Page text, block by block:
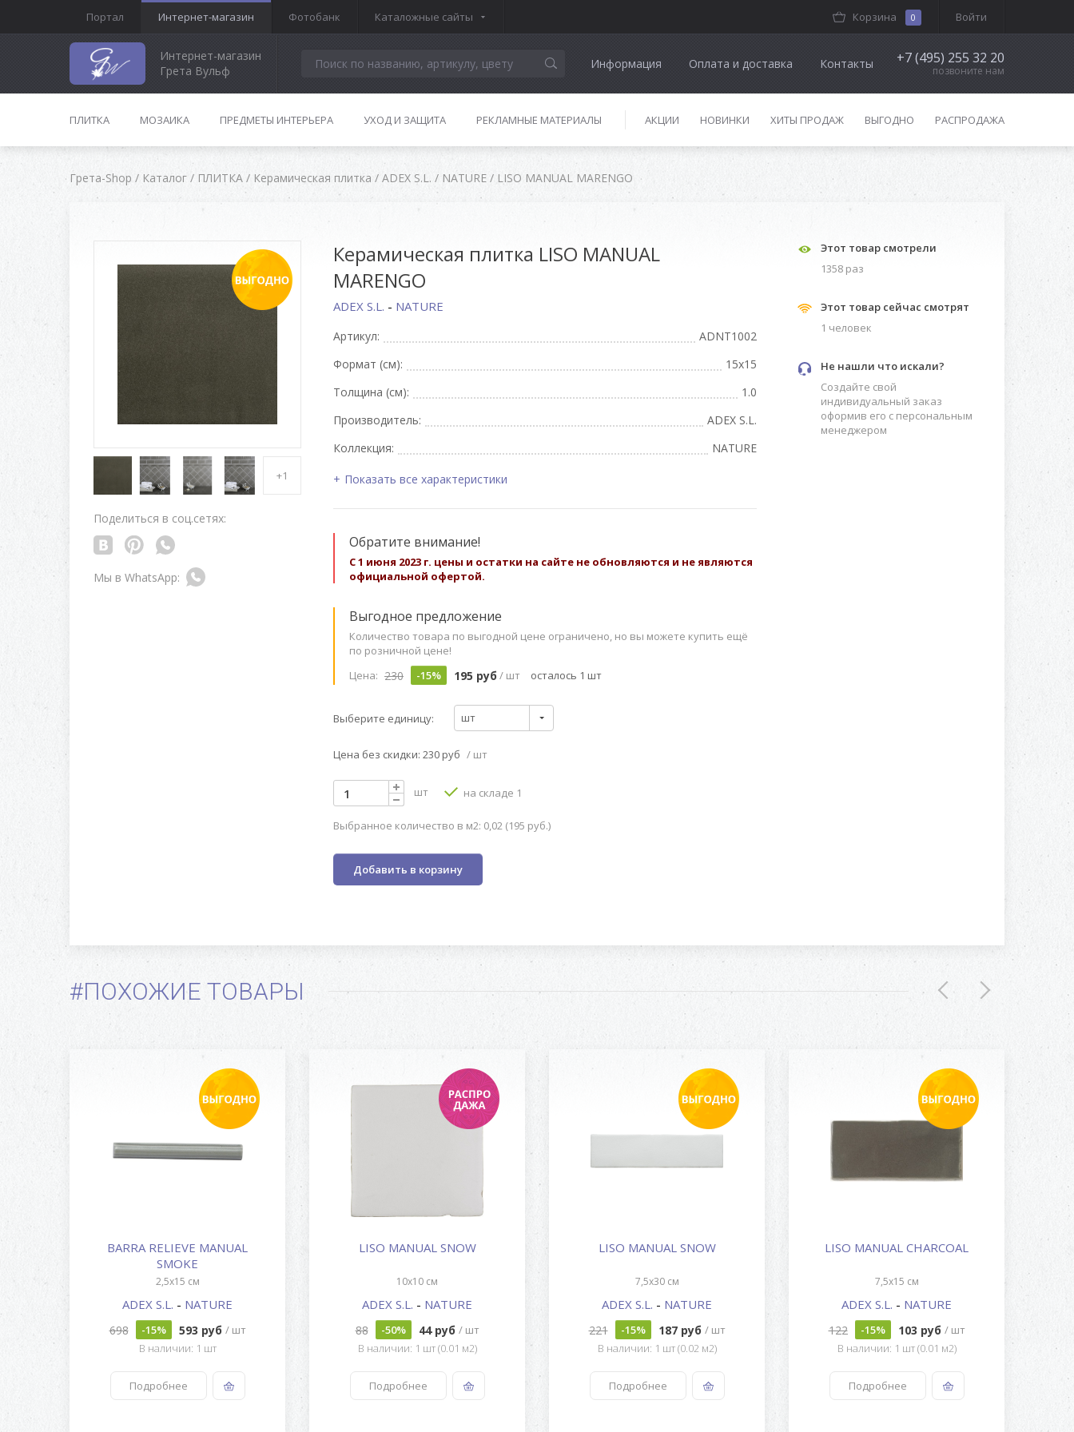
Портал Интернет-магазин Фотобанк Каталожные сайты Войти
Корзина 0
Интернет-магазин
Грета Вульф
Информация Оплата и доставка Контакты +7 (495) 255 32 20
позвоните нам
ПЛИТКА МОЗАИКА ПРЕДМЕТЫ ИНТЕРЬЕРА УХОД И ЗАЩИТА РЕКЛАМНЫЕ МАТЕРИАЛЫ АКЦИИ НОВИНКИ ХИТЫ ПРОДАЖ ВЫГОДНО РАСПРОДАЖА
Грета-Shop / Каталог / ПЛИТКА / Керамическая плитка / ADEX S.L. / NATURE / LISO MANUAL MARENGO
+1
Поделиться в соц.сетях:
Керамическая плитка LISO MANUAL
MARENGO
ADEX S.L. - NATURE
Артикул:
ADNT1002
Формат (см):
15x15
Толщина (см):
1.0
Производитель:
ADEX S.L.
Коллекция:
NATURE
Показать все характеристики
Обратите внимание!
С 1 июня 2023 г. цены и остатки на сайте не обновляются и не являются
официальной офертой.
Выгодное предложение
Количество товара по выгодной цене ограничено, но вы можете купить ещё
по розничной цене!
Цена: 230 -15% 195 руб / шт осталось 1 шт
Выберите единицу: шт
Цена без скидки: 230 руб / шт
шт на складе 1
Выбранное количество в м2: 0,02 (195 руб.)
Добавить в корзину
Этот товар смотрели
1358 раз
Этот товар сейчас смотрят
1 человек
Не нашли что искали?
Создайте свой
индивидуальный заказ
оформив его с персональным
менеджером
#ПОХОЖИЕ ТОВАРЫ
BARRA RELIEVE MANUAL
SMOKE
2,5x15 см
ADEX S.L. - NATURE
698 -15% 593 руб / шт
В наличии: 1 шт
Подробнее
LISO MANUAL SNOW
10x10 см
ADEX S.L. - NATURE
88 -50% 44 руб / шт
В наличии: 1 шт (0.01 м2)
Подробнее
LISO MANUAL SNOW
7,5x30 см
ADEX S.L. - NATURE
221 -15% 187 руб / шт
В наличии: 1 шт (0.02 м2)
Подробнее
LISO MANUAL CHARCOAL
7,5x15 см
ADEX S.L. - NATURE
122 -15% 103 руб / шт
В наличии: 1 шт (0.01 м2)
Подробнее